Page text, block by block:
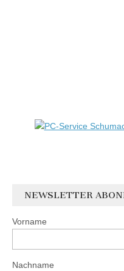
NEWSLETTER
Vorname
Nachname